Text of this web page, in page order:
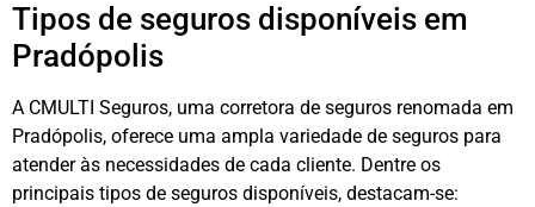
Tipos de seguros disponíveis em
Pradópolis
A CMULTI Seguros, uma corretora de seguros renomada em
Pradópolis, oferece uma ampla variedade de seguros para
atender às necessidades de cada cliente. Dentre os
principais tipos de seguros disponíveis, destacam-se: